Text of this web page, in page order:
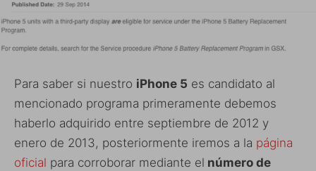
Para saber si nuestro iPhone 5 es candidato al
mencionado programa primeramente debemos
haberlo adquirido entre septiembre de 2012 y
enero de 2013, posteriormente iremos a la página
oficial para corroborar mediante el número de